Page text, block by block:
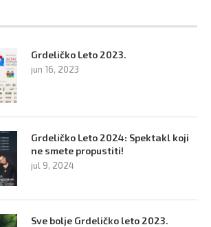
Grdeličko Leto 2023.
jun 16, 2023
Grdeličko Leto 2024: Spektakl koji
ne smete propustiti!
jul 9, 2024
Sve bolje Grdeličko leto 2023.